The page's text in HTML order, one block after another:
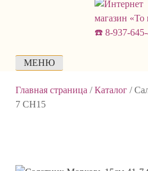
МЕНЮ
Главная страница /Каталог /
7 СН15